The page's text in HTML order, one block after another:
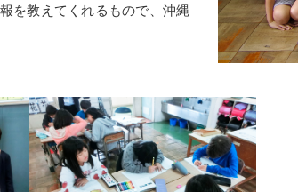
を教えてくれるもので、沖縄